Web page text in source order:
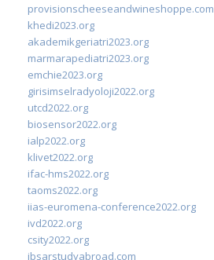
provisionscheeseandwineshoppe.com
khedi2023.org
akademikgeriatri2023.org
marmarapediatri2023.org
emchie2023.org
girisimselradyoloji2022.org
utcd2022.org
biosensor2022.org
ialp2022.org
klivet2022.org
ifac-hms2022.org
taoms2022.org
iias-euromena-conference2022.org
ivd2022.org
csity2022.org
ibsarstudyabroad.com